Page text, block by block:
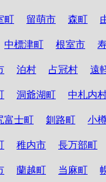
町 留萌市 森町
中標津町 根室市
泊村 占冠村 遠
洞爺湖町 中札内
富士町 釧路町 小
稚内市 長万部町
蘭越町 当麻町